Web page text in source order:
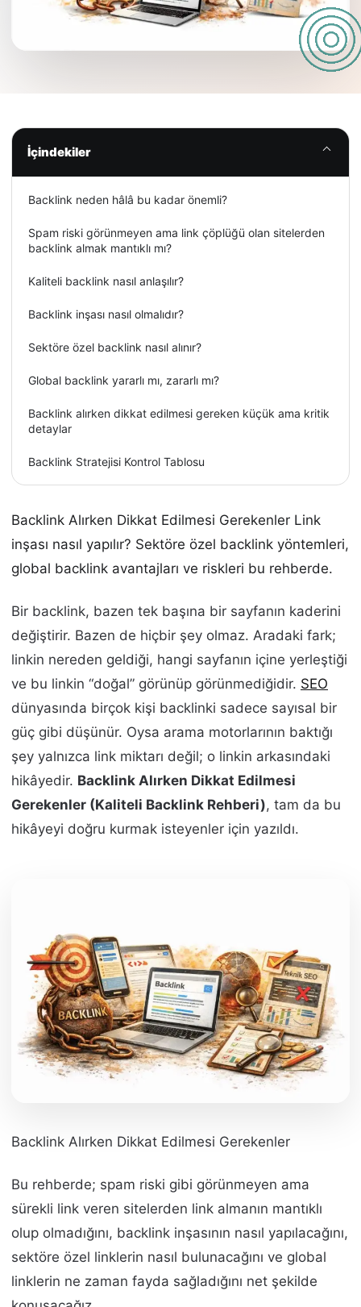
İçindekiler
Backlink neden hâlâ bu kadar önemli?
Spam riski görünmeyen ama link çöplüğü olan sitelerden
backlink almak mantıklı mı?
Kaliteli backlink nasıl anlaşılır?
Backlink inşası nasıl olmalıdır?
Sektöre özel backlink nasıl alınır?
Global backlink yararlı mı, zararlı mı?
Backlink alırken dikkat edilmesi gereken küçük ama kritik
detaylar
Backlink Stratejisi Kontrol Tablosu
Backlink Alırken Dikkat Edilmesi Gerekenler Link
inşası nasıl yapılır? Sektöre özel backlink yöntemleri,
global backlink avantajları ve riskleri bu rehberde.
Bir backlink, bazen tek başına bir sayfanın kaderini
değiştirir. Bazen de hiçbir şey olmaz. Aradaki fark;
linkin nereden geldiği, hangi sayfanın içine yerleştiği
ve bu linkin “doğal” görünüp görünmediğidir. SEO
dünyasında birçok kişi backlinki sadece sayısal bir
güç gibi düşünür. Oysa arama motorlarının baktığı
şey yalnızca link miktarı değil; o linkin arkasındaki
hikâyedir. Backlink Alırken Dikkat Edilmesi
Gerekenler (Kaliteli Backlink Rehberi), tam da bu
hikâyeyi doğru kurmak isteyenler için yazıldı.
Backlink Alırken Dikkat Edilmesi Gerekenler
Bu rehberde; spam riski gibi görünmeyen ama
sürekli link veren sitelerden link almanın mantıklı
olup olmadığını, backlink inşasının nasıl yapılacağını,
sektöre özel linklerin nasıl bulunacağını ve global
linklerin ne zaman fayda sağladığını net şekilde